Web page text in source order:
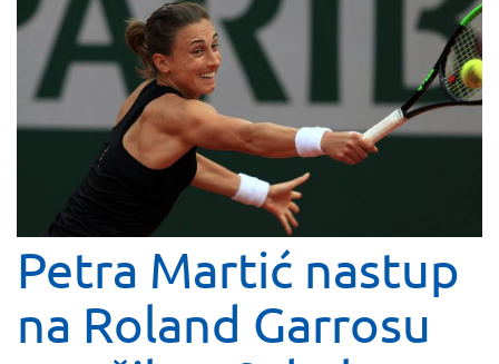
Petra Martić nastup
na Roland Garrosu